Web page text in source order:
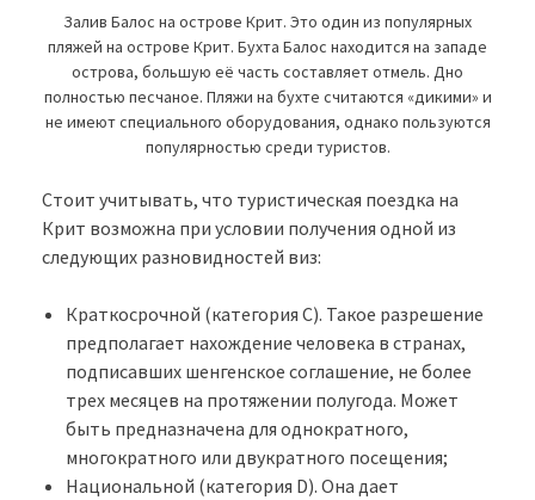
Залив Балос на острове Крит. Это один из популярных
пляжей на острове Крит. Бухта Балос находится на западе
острова, большую её часть составляет отмель. Дно
полностью песчаное. Пляжи на бухте считаются «дикими» и
не имеют специального оборудования, однако пользуются
популярностью среди туристов.
Стоит учитывать, что туристическая поездка на
Крит возможна при условии получения одной из
следующих разновидностей виз:
Краткосрочной (категория С). Такое разрешение
предполагает нахождение человека в странах,
подписавших шенгенское соглашение, не более
трех месяцев на протяжении полугода. Может
быть предназначена для однократного,
многократного или двукратного посещения;
Национальной (категория D). Она дает